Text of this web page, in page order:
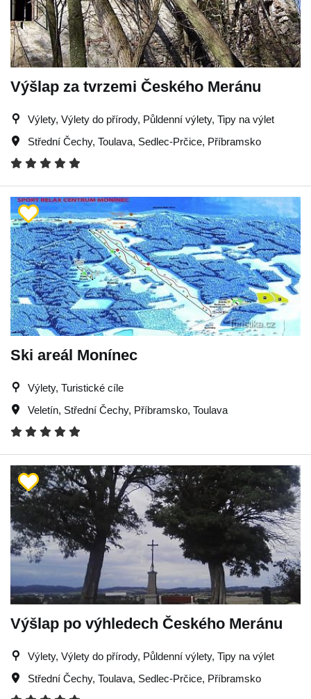
Výšlap za tvrzemi Českého Meránu
Výlety, Výlety do přírody, Půldenní výlety, Tipy na výlet
Střední Čechy, Toulava, Sedlec-Prčice, Příbramsko
Ski areál Monínec
Výlety, Turistické cíle
Veletín, Střední Čechy, Příbramsko, Toulava
Výšlap po výhledech Českého Meránu
Výlety, Výlety do přírody, Půldenní výlety, Tipy na výlet
Střední Čechy, Toulava, Sedlec-Prčice, Příbramsko